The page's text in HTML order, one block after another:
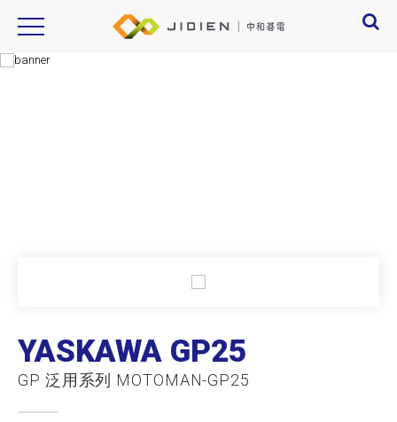
YASKAWA GP25
GP 泛用系列 MOTOMAN-GP25